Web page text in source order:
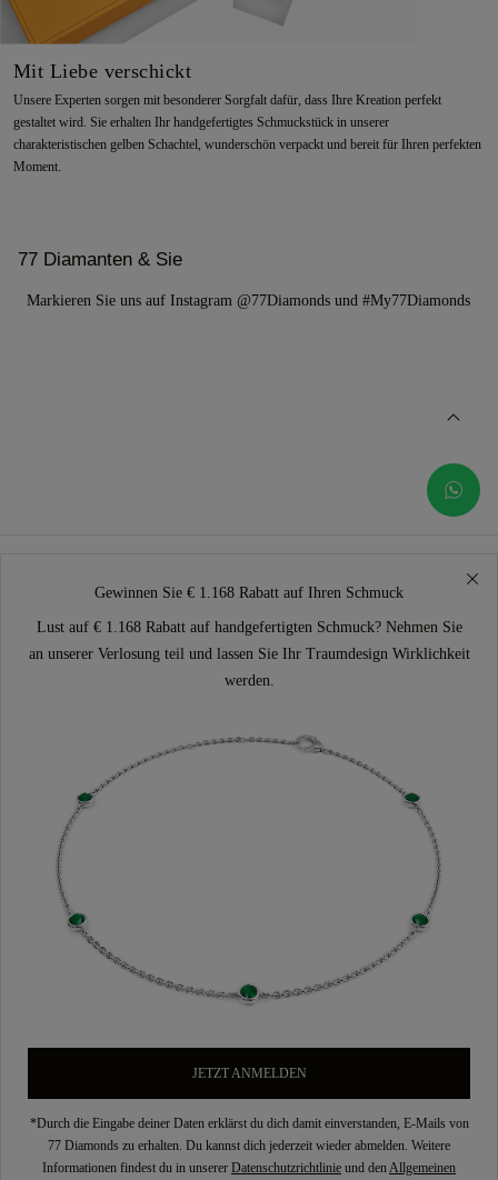
Mit Liebe verschickt
Unsere Experten sorgen mit besonderer Sorgfalt dafür, dass Ihre Kreation perfekt
gestaltet wird. Sie erhalten Ihr handgefertigtes Schmuckstück in unserer
charakteristischen gelben Schachtel, wunderschön verpackt und bereit für Ihren perfekten
Moment.
77 Diamanten & Sie
Markieren Sie uns auf Instagram @77Diamonds und #My77Diamonds
Gewinnen Sie € 1.168 Rabatt auf Ihren Schmuck
Lust auf € 1.168 Rabatt auf handgefertigten Schmuck? Nehmen Sie
an unserer Verlosung teil und lassen Sie Ihr Traumdesign Wirklichkeit
werden.
JETZT ANMELDEN
*Durch die Eingabe deiner Daten erklärst du dich damit einverstanden, E-Mails von
77 Diamonds zu erhalten. Du kannst dich jederzeit wieder abmelden. Weitere
Informationen findest du in unserer Datenschutzrichtlinie und denAllgemeinen